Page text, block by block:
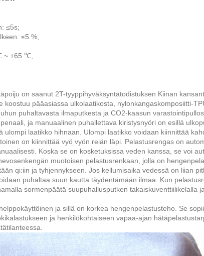
≤5s;
≤5 %;
~ +65 ℃;
on saanut 2T-tyyppihyväksyntätodistuksen Kiinan
koostuu pääasiassa ulkolaatikosta, nylonkangaskomposiitti-
puhaltavasta ilmaputkesta ja CO2-kaasun
ja manuaalinen puhallettava kiristysnyöri on esillä
ulompi laatikko hihnaan. Ulompi laatikko voidaan kiinnittää
on kiinnittää vyö vyön reiän läpi. Pelastusrengas on
Koska se on kosketuksissa veden kanssa, se voi
muotoisen pelastusrenkaan, jolla on
qi:iin ja tyhjennykseen. Jos kellumisaika vedessä on liian
puhaltaa suun kautta täydentämään ilmaa. Kun
sormenpäätä suupuhallusputken takaiskuventtiilikelalla
ja sillä on korkea hengenpelastusteho. Se
ja henkilökohtaiseen vapaa-ajan